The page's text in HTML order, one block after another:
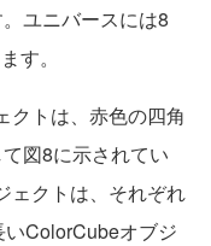
ユニバースには8
す。
トは、赤色の四角
図8に示されてい
ェクトは、それぞれ
ColorCubeオブジ